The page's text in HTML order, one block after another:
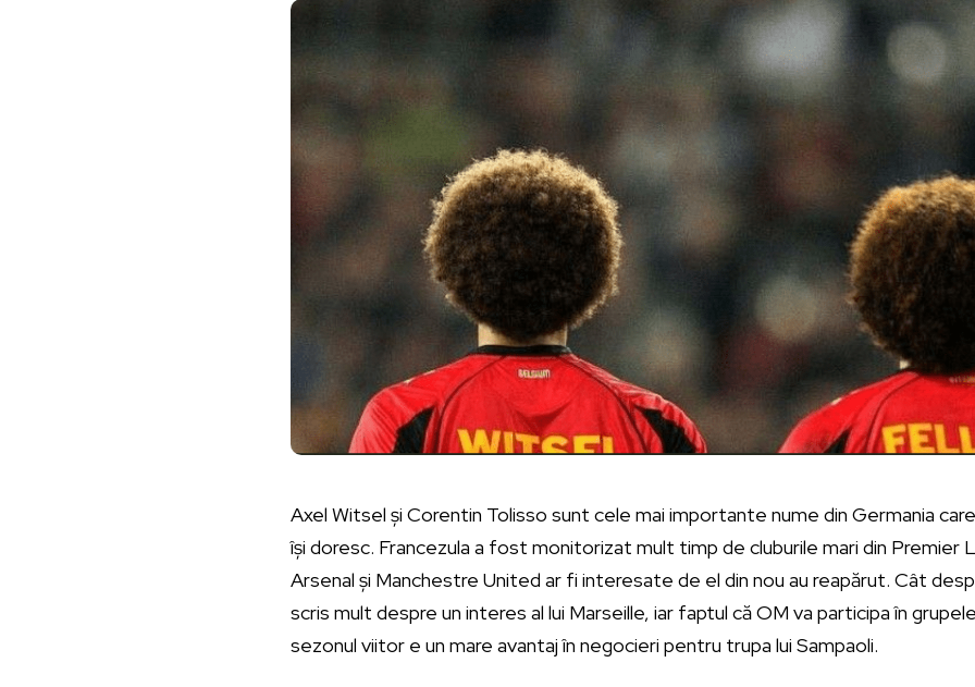
Axel Witsel și Corentin Tolisso sunt cele mai importante nume din Germania
își doresc. Francezula a fost monitorizat mult timp de cluburile mari din Premier
Arsenal și Manchestre United ar fi interesate de el din nou au reapărut. Cât
scris mult despre un interes al lui Marseille, iar faptul că OM va participa în
sezonul viitor e un mare avantaj în negocieri pentru trupa lui Sampaoli.